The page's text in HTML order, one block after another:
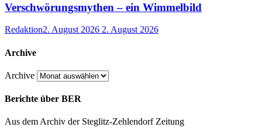
Verschwörungsmythen – ein Wimmelbild
Redaktion2. August 2026 2. August 2026
Archive
Archive
Berichte über BER
Aus dem Archiv der Steglitz-Zehlendorf Zeitung